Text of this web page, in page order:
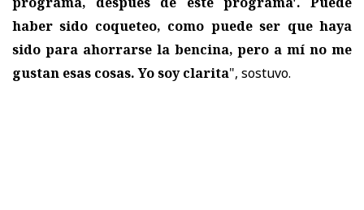
haber sido coqueteo, como puede ser que haya
sido para ahorrarse la bencina, pero a mí no me
gustan esas cosas. Yo soy clarita", sostuvo.